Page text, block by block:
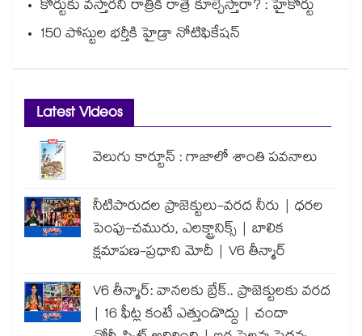
కోర్టుకు వస్తారని రాత్రికి రాత్రే కూల్చేస్తారా? : హైకోర్టు
150 పోస్టుల భర్తీకి హైడ్రా నోటిఫికేషన్
Latest Videos
వెలుగు కార్టూన్ : గాజాలో శాంతి పవనాలు
నీటిపారుదల ప్రాజెక్టులు-వరద నీరు | ధరల
పెంపు-చమురు, ఎలక్ట్రానిక్స్ | బాలిక
క్షమాపణ-ప్రధాని మోదీ | V6 తీన్మార్
V6 తీన్మార్: వానలకు బ్రేక్.. ప్రాజెక్టులకు వరద
| 16 ఫీట్ల కంటే ఎత్తుండొద్దు | చందా